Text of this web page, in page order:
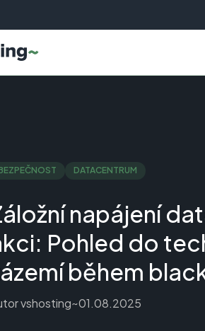
DATACENTRUM
napájení
Pohled do
během
vshosting~01.08.2025